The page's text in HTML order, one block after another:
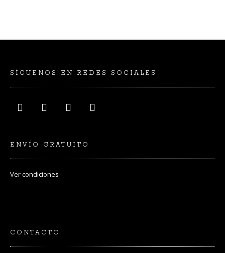
SÍGUENOS EN REDES SOCIALES
ENVÍO GRATUITO
Vercondiciones
CONTACTO